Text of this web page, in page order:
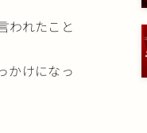
われたこと
かけになっ